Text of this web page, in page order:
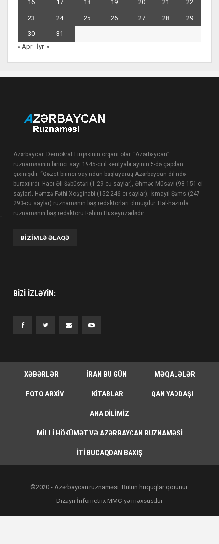
16 17 18 19 20 21 22
23 24 25 26 27 28 29
30
31
« Apr
İyn »
Azərbaycan Demokrat Firqəsinin orqanı olan “Azərbaycan”
ruznaməsinin birinci sayı 1945-ci il sentyabr ayının 5-də çapdan
çıxmışdır. “Qəzet birinci sayından başlayaraq Azərbaycan dilində
buraxılırdı. Hacı Əli Şəbüstəri (1-29-cu saylar), Əhməd Müsəvi (98-151-ci
saylar), Həmzə Fəthi Xoşginabi (152-246-cı saylar), İsmayıl Şəms (247-
293-cü saylar) ruznamənin baş redaktorları olmuşdur. Hal-hazırda
ruznamənin baş redaktoru Rəhim Hüseynzadədir.
BIZIMLƏ ƏLAQƏ
BIZI IZLƏYIN:
XƏBƏRLƏR İRAN BU GÜN MƏQALƏLƏR
FOTO ARXIV KITABLAR QAN YADDAŞI
ANA DILIMIZ
MILLI HÖKÜMƏT VƏ AZƏRBAYCAN RUZNAMƏSI
İTI BUCAQDAN BAXIŞ
©2020 - Azərbaycan ruznaməsi. Bütün hüquqlar qorunur.
Dizayn İnfometrix MMC-yə məxsusdur